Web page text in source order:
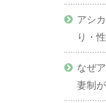
アシ
り・
なぜ
妻制